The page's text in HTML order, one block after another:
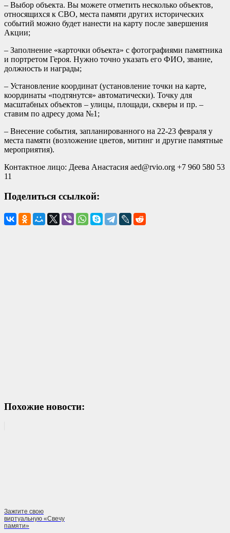
– Выбор объекта. Вы можете отметить несколько объектов,
относящихся к СВО, места памяти других исторических
событий можно будет нанести на карту после завершения
Акции;
– Заполнение «карточки объекта» с фотографиями памятника
и портретом Героя. Нужно точно указать его ФИО, звание,
должность и награды;
– Установление координат (установление точки на карте,
координаты «подтянутся» автоматически). Точку для
масштабных объектов – улицы, площади, скверы и пр. –
ставим по адресу дома №1;
– Внесение события, запланированного на 22-23 февраля у
места памяти (возложение цветов, митинг и другие памятные
мероприятия).
Контактное лицо: Деева Анастасия aed@rvio.org +7 960 580 53
11
Поделиться ссылкой:
Похожие новости:
Зажгите свою
виртуальную «Свечу
памяти»